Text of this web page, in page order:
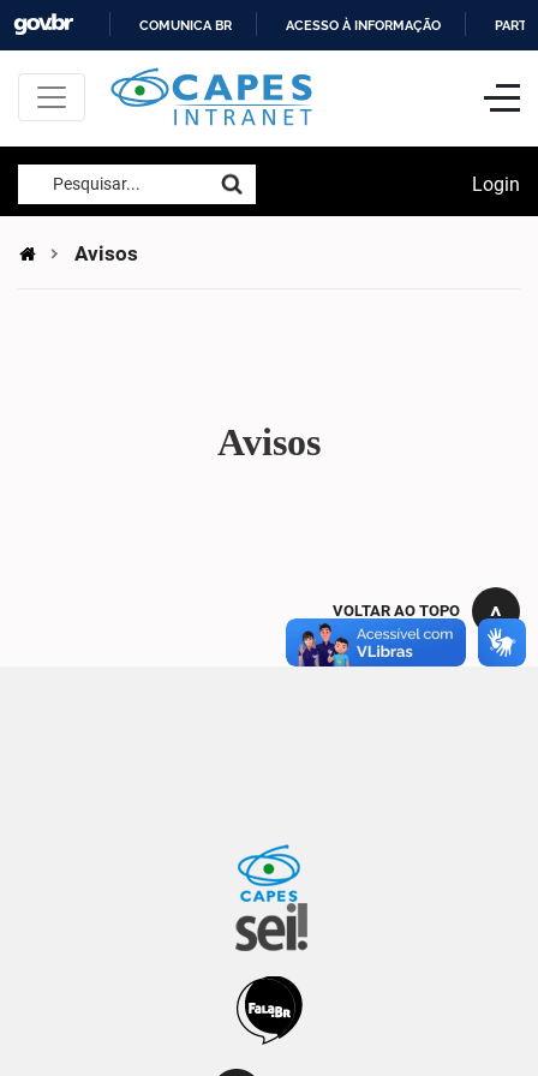
PARA
O
CONTEÚDO
COMUNICA BR ACESSO À INFORMAÇÃO
Login
Pesquisar...
Avisos
Avisos
VOLTAR AO TOPO